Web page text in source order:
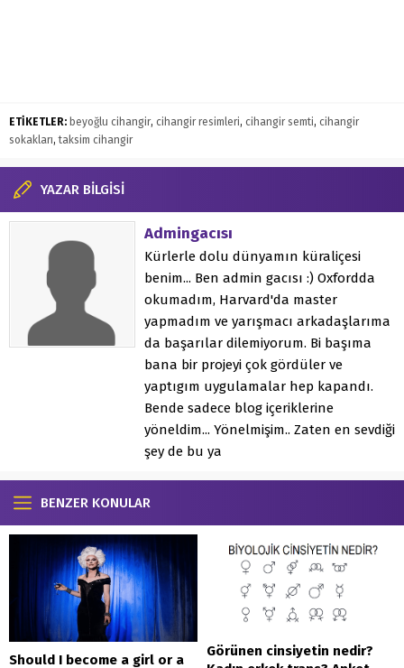
ETİKETLER: beyoğlu cihangir, cihangir resimleri, cihangir semti, cihangir
sokakları,taksim cihangir
YAZAR BİLGİSİ
Admingacısı
Kürlerle dolu dünyamın küraliçesi
benim... Ben admin gacısı :) Oxfordda
okumadım, Harvard'da master
yapmadım ve yarışmacı arkadaşlarıma
da başarılar dilemiyorum. Bi başıma
bana bir projeyi çok gördüler ve
yaptıgım uygulamalar hep kapandı.
Bende sadece blog içeriklerine
yöneldim... Yönelmişim.. Zaten en sevdiği
şey de bu ya
BENZER KONULAR
Should I become a girl or a
Görünen cinsiyetin nedir?